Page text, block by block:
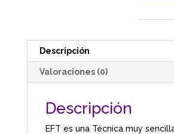
Descripción
Valoraciones (0)
Descripción
EFT es una Técnica muy